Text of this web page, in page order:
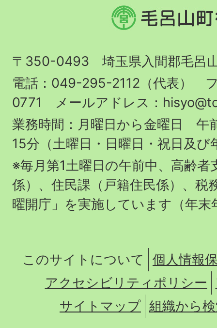
毛
呂
町
役
場
〒350-0493 埼玉県入間郡毛呂
電話：049-295-2112（代表）
0771 メールアドレス：
業務時間：月曜日から金曜日 午
15分（土曜日・日曜日・祝日及び
※毎月第1土曜日の午前中、高齢者
係）、住民課（戸籍住民係）、税
曜開庁」を実施しています（年末
このサイトについて
個人情報
アクセシビリティポリシー
サイトマップ 組織から